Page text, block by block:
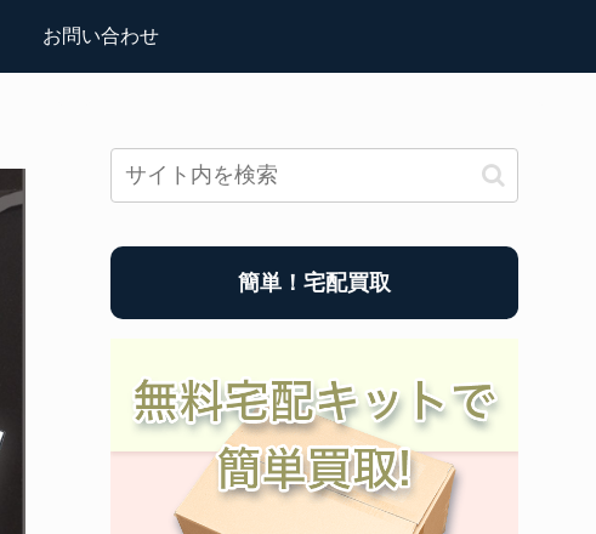
お問い合わせ
簡単！宅配買取